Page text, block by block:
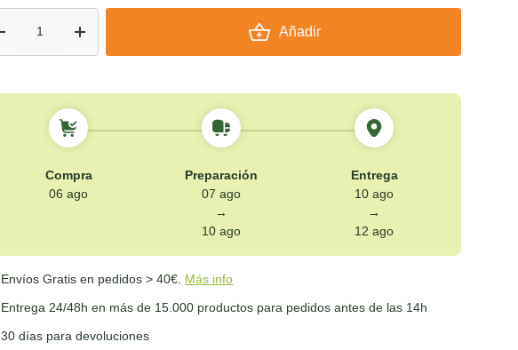
Añadir
+
Compra
06 ago
Preparación
07 ago
→
10 ago
Entrega
10 ago
→
12 ago
Envíos Gratisen pedidos > 40€. Más info
Entrega 24/48h en más de 15.000 productos para pedidos antes de las 14h
30 días para devoluciones